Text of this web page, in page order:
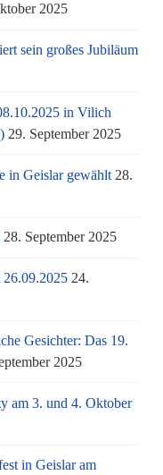
2025
sein großes Jubiläum
in Vilich
29. September 2025
in Geislar gewählt 28.
28. September 2025
26.09.2025 24.
Gesichter: Das 19.
2025
am 3. und 4. Oktober
in Geislar am